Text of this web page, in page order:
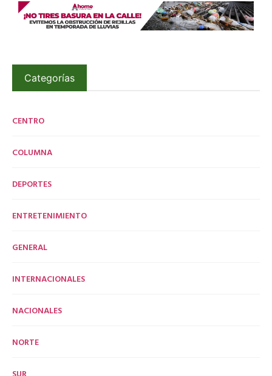
Categorías
CENTRO
COLUMNA
DEPORTES
ENTRETENIMIENTO
GENERAL
INTERNACIONALES
NACIONALES
NORTE